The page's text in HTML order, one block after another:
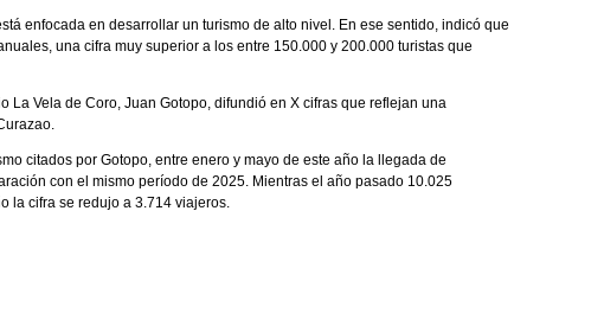
enfocada en desarrollar un turismo de alto nivel. En ese sentido, indicó que
una cifra muy superior a los entre 150.000 y 200.000 turistas que
La Vela de Coro, Juan Gotopo, difundió en X cifras que reflejan una
citados por Gotopo, entre enero y mayo de este año la llegada de
con el mismo período de 2025. Mientras el año pasado 10.025
la cifra se redujo a 3.714 viajeros.